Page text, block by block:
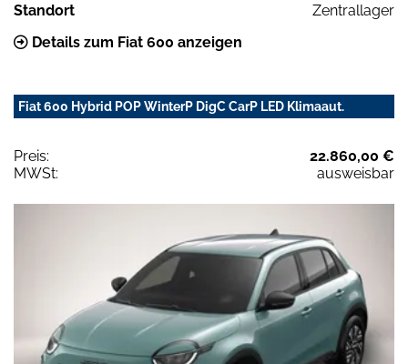
Standort
Zentrallager
Details zum Fiat 600 anzeigen
Fiat 600 Hybrid POP WinterP DigC CarP LED Klimaaut.
Preis:
22.860,00 €
MWSt:
ausweisbar